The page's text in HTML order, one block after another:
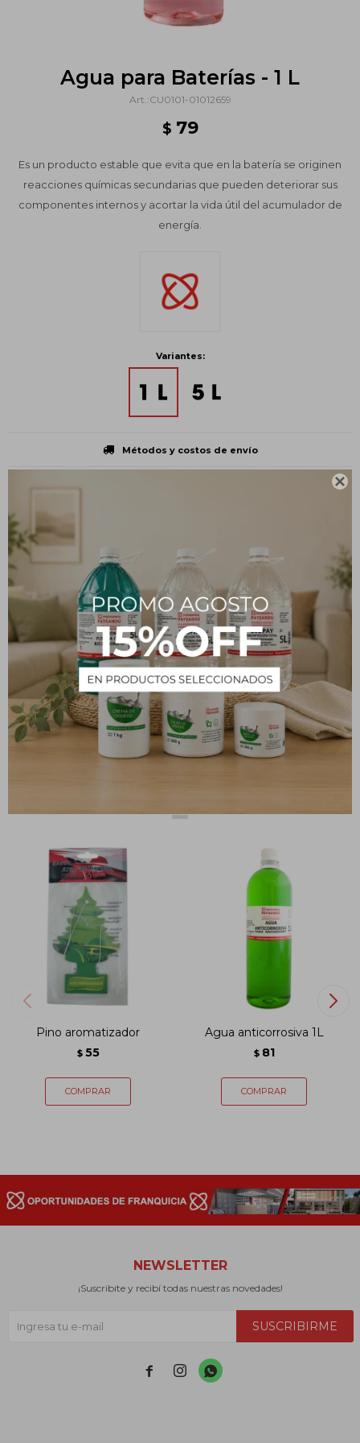

Agua para Baterías - 1 L
CU0101-01012659
$ 79
Es un producto estable que evita que en la batería se originen
reacciones químicas secundarias que pueden deteriorar sus
componentes internos y acortar la vida útil del acumulador de
energía.
Variantes:
Métodos y costos de envío
Tipo
Insumos
Descripción
Agua para Baterías
Pino aromatizador
$ 55
Agua anticorrosiva 1L
$ 81
NEWSLETTER
¡Suscribite y recibí todas nuestras novedades!
SUSCRIBIRME
  